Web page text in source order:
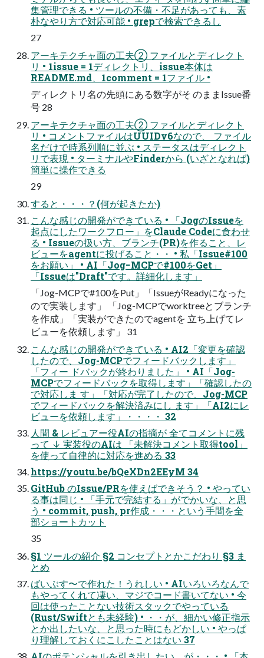
集管理できる • ツールの不備・不足があっても、素
朴なやり方で対応可能 • grepで検索できるし
27
アーキテクチャ面の工夫② ファイルとディレクト
リ • 1issue = 1ディレクトリ、issue本体は
README.md、1comment = 1ファイル •
ディレクトリ名の先頭にある数字がそ のままIssue番
号 28
アーキテクチャ面の工夫② ファイルとディレクト
リ • コメントファイルはUUIDv6なので、 ファイル
名だけで時系列順に並ぶ • ステータスはディレクト
リで表現 • ターミナルやFinderから (いざとなれば)
簡単に操作できる
29
すると・・・？(何が起きたか)
こんな感じの開発ができている • 「JogのIssueを
起点にしたワークフロー」をClaude Codeに食わせ
る • Issueの扱い方、ブランチ(PR)を作ること、レ
ビューをagentに投げること・・ • 私「Issue#100
をお願い」 • AI「Jog−MCPで#100をGet」
「Issueは"Draft"です。詳細化します」
「Jog-MCPで#100をPut」「IssueがReadyになった
ので実装します」 「Jog-MCPでworktreeとブランチ
を作成」「実装ができたのでagentを 立ち上げてレ
ビューを依頼します」 31
こんな感じの開発ができている • AI2「変更を確認
したので、Jog-MCPでフィードバックします」
「フィー ドバックが終わりました」 • AI「Jog-
MCPでフィードバックを取得します」「確認したの
で対応しま す」「対応が完了したので、Jog-MCP
でフィードバックを解決済みにし ます」「AI2にレ
ビューを依頼します」・・・・ 32
人間 & レビュアー役AIの指摘が 全てコメントに残
って ↓ 実装役のAIは 「未解決コメント取得tool」
を使って自律的に対応を進める 33
https://youtu.be/bQeXDn2EEyM 34
GitHub のIssue/PRを使えばできそう？ • やってい
る事は同じ • 「手元で完結する」がでかいな、と思
う • commit, push, pr作成・・・という手間を全
部ショートカット
35
§1 ツールの紹介 §2 コンセプトとかこだわり §3 ま
とめ
ばいぶす〜で作れた！うれしい • AIいろいろなんで
もやってくれて凄い、マジでコード書いてない • 今
回は使ったことない技術スタックでやっている
(Rust/Swiftとも未経験) • ・・が、細かい修正指示
とか出したいな、と思った時にもどかしい • やっぱ
り理解しておくにこしたことはない 37